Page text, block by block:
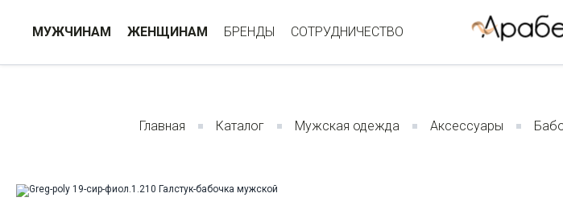
МУЖЧИНАМ ЖЕНЩИНАМ БРЕНДЫ СОТРУДНИЧЕСТВО
Главная Каталог Мужская одежда Аксессуары